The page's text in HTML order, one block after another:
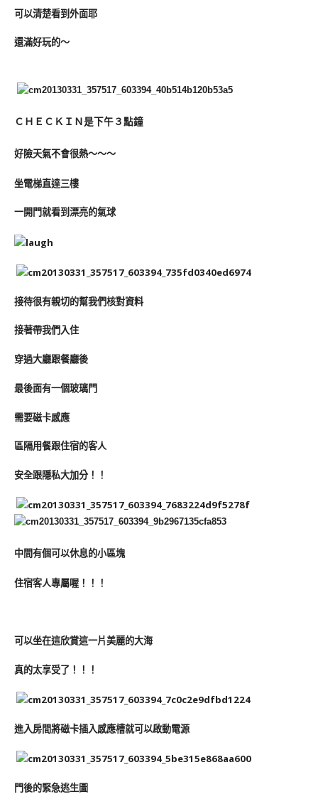
可以清楚看到外面耶
還滿好玩的～
ＣＨＥＣＫＩＮ是下午３點鐘
好險天氣不會很熱～～～
坐電梯直達三樓
一開門就看到漂亮的氣球
接待很有親切的幫我們核對資料
接著帶我們入住
穿過大廳跟餐廳後
最後面有一個玻璃門
需要磁卡感應
區隔用餐跟住宿的客人
安全跟隱私大加分！！
中間有個可以休息的小區塊
住宿客人專屬喔！！！
可以坐在這欣賞這一片美麗的大海
真的太享受了！！！
進入房間將磁卡插入感應槽就可以啟動電源
門後的緊急逃生圖